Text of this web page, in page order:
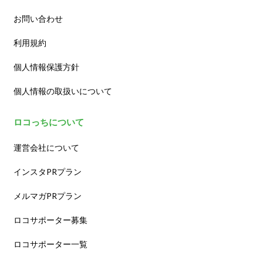
お問い合わせ
利用規約
個人情報保護方針
個人情報の取扱いについて
ロコっちについて
運営会社について
インスタPRプラン
メルマガPRプラン
ロコサポーター募集
ロコサポーター一覧